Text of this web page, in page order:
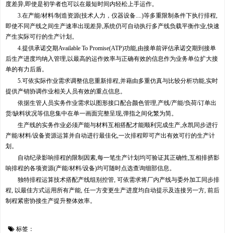
度差异,即使是初学者也可以在最短时间内轻松上手运作。
3.在产能/材料/制造资源(技术人力，仪器设备....)等多重限制条件下执行排程,
即使不同产线之间生产速率出现差异,系统仍可自动执行多产线负载平衡作业,快速
产生实际可行的生产计划。
4.提供承诺交期Available To Promise(ATP)功能,由接单前评估承诺交期到接单
后生产进度均纳入管理,以最高的运作效率与正确有效的信息作为业务单位扩大接
单的有力后盾。
5.可依实际作业需求调整信息重新排程,并藉由多重仿真与比较分析功能,实时
提供产销协调作业相关人员有效的重点信息。
依据生管人员实务作业需求以图形接口配合颜色管理,产线/产能/负荷/订单出
货/缺料状况等信息集中在单一画面完整呈现,弹指之间化繁为简。
生产线的实务作业必须产能与材料互相搭配才能顺利完成生产,永凯同步进行
产能/材料/设备资源运算并自动进行最佳化,一次排程即可产出有效可行的生产计
划。
自动纪录影响排程的限制因素,每一笔生产计划均可验证其正确性,互相排挤影
响排程的各项资源(产能/材料/设备)均可随时点选查询细部信息。
独特排程运算技术搭配产线组别控管, 可依需求将厂内产线与委外加工同步排
程, 以最佳方式运用所有产能, 任一方变更生产进度均自动提示及连接另一方, 前后
制程紧密协接生产提升整体效率。
标签：